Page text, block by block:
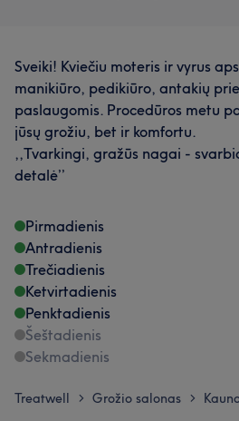
Sveiki! Kviečiu moteris ir vyrus
manikiūro, pedikiūro, antakių
paslaugomis. Procedūros metu
jūsų grožiu, bet ir komfortu.
,,Tvarkingi, gražūs nagai -
detalė’’
Pirmadienis
Antradienis
Trečiadienis
Ketvirtadienis
Penktadienis
Šeštadienis
Sekmadienis
Treatwell > Grožio salonas >